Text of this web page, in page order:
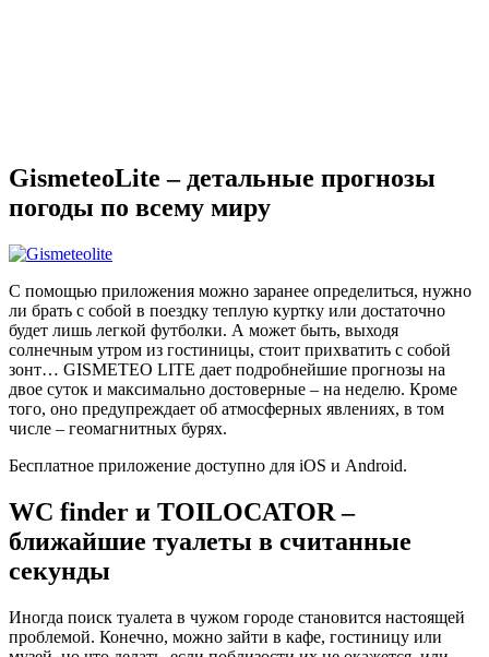
GismeteoLite – детальные прогнозы
погоды по всему миру
С помощью приложения можно заранее определиться, нужно
ли брать с собой в поездку теплую куртку или достаточно
будет лишь легкой футболки. А может быть, выходя
солнечным утром из гостиницы, стоит прихватить с собой
зонт… GISMETEO LITE дает подробнейшие прогнозы на
двое суток и максимально достоверные – на неделю. Кроме
того, оно предупреждает об атмосферных явлениях, в том
числе – геомагнитных бурях.
Бесплатное приложение доступно для iOS и Android.
WC finder и TOILOCATOR –
ближайшие туалеты в считанные
секунды
Иногда поиск туалета в чужом городе становится настоящей
проблемой. Конечно, можно зайти в кафе, гостиницу или